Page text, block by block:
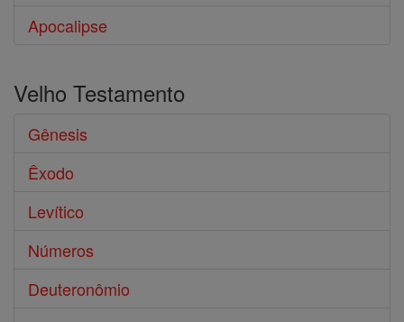
Apocalipse
Velho Testamento
Gênesis
Êxodo
Levítico
Números
Deuteronômio